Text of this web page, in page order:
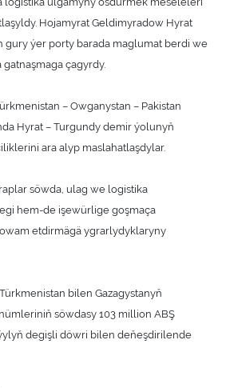
Hojamyrat Geldimyradow Hyrat
gury ýer porty barada maglumat berdi we
gatnaşmaga çagyrdy.
– Owganystan – Pakistan
Hyrat – Turgundy demir ýolunyň
ara alyp maslahatlaşdylar.
söwda, ulag we logistika
hem-de işewürlige goşmaça
etdirmägä ygrarlydyklaryny
bilen Gazagystanyň
söwdasy 103 million ABŞ
degişli döwri bilen deňeşdirilende